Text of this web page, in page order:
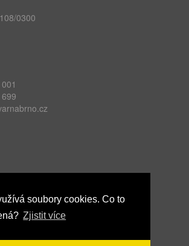
soubory cookies. Co to
Zjistit více
0300
© ABRA Software a.s. 2020